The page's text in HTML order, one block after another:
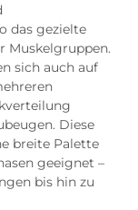
das gezielte
Muskelgruppen.
sich auch auf
Diese
breite Palette
geeignet –
bis hin zu